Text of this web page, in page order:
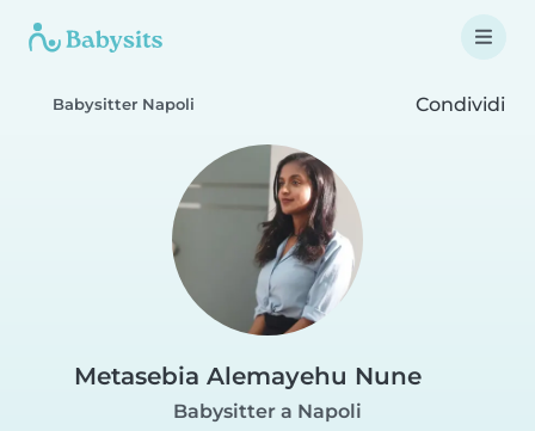
Babysitter Napoli Condividi
Metasebia Alemayehu Nune
Babysitter a Napoli